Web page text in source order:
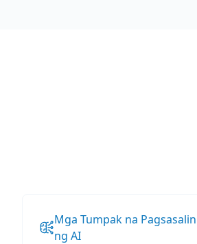
Mga Tumpak na
ng AI